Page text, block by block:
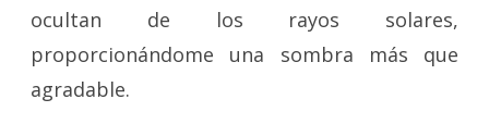
ocultan de los rayos solares,
proporcionándome una sombra más que
agradable.